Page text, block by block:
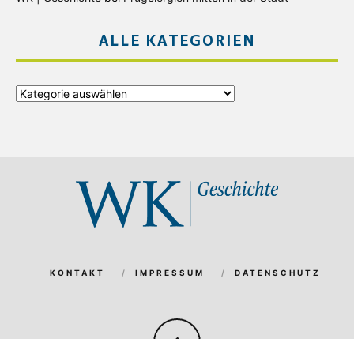
ALLE KATEGORIEN
Alle
KONTAKT IMPRESSUM DATENSCHUTZ